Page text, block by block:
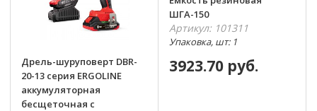
Дрель-шуруповерт DBR-
20-13 серия ERGOLINE
аккумуляторная
бесщеточная с
ШГА-150
Артикул: 101311
Упаковка, шт: 1
3923.70 руб.